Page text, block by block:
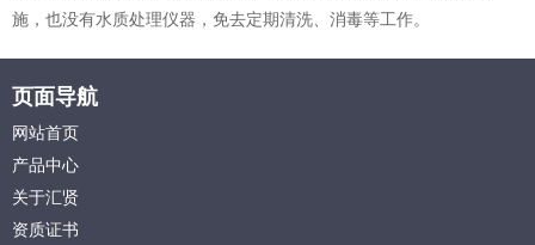
施，也没有水质处理仪器，免去定期清洗、消毒等工作。
页面导航
网站首页
产品中心
关于汇贤
资质证书